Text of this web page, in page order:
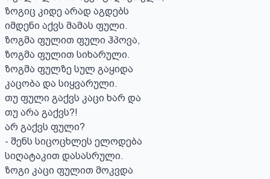
ზოგიც კიდე არად აგდებს
იმდენი აქვს მამას ფული.
ზოგმა ფულით ფული ჰპოვა,
ზოგმა ფულით სიხარული.
ზოგმა ფულზე სულ გაყიდა
კაცობა და სიყვარული.
თუ ფული გაქვს კაცი ხარ და
თუ არა გაქვს?!
არ გაქვს ფული?
- შენს სიცოცხლეს ელოდება
სიღატაკით დასასრული.
ზოგი კაცი ფულით მოკვდა